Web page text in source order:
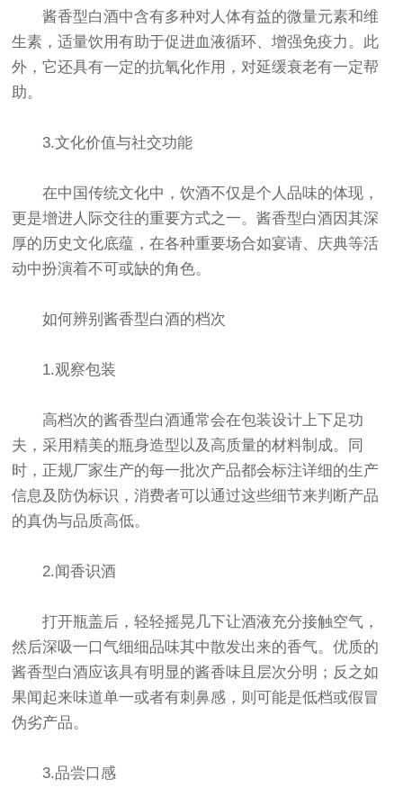
酱香型白酒中含有多种对人体有益的微量元素和维
生素，适量饮用有助于促进血液循环、增强免疫力。此
外，它还具有一定的抗氧化作用，对延缓衰老有一定帮
助。
3.文化价值与社交功能
在中国传统文化中，饮酒不仅是个人品味的体现，
更是增进人际交往的重要方式之一。酱香型白酒因其深
厚的历史文化底蕴，在各种重要场合如宴请、庆典等活
动中扮演着不可或缺的角色。
如何辨别酱香型白酒的档次
1.观察包装
高档次的酱香型白酒通常会在包装设计上下足功
夫，采用精美的瓶身造型以及高质量的材料制成。同
时，正规厂家生产的每一批次产品都会标注详细的生产
信息及防伪标识，消费者可以通过这些细节来判断产品
的真伪与品质高低。
2.闻香识酒
打开瓶盖后，轻轻摇晃几下让酒液充分接触空气，
然后深吸一口气细细品味其中散发出来的香气。优质的
酱香型白酒应该具有明显的酱香味且层次分明；反之如
果闻起来味道单一或者有刺鼻感，则可能是低档或假冒
伪劣产品。
3.品尝口感